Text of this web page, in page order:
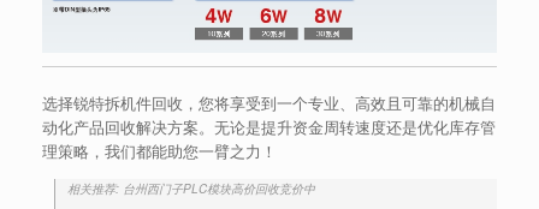
选择锐特拆机件回收，您将享受到一个专业、高效且可靠的机械自
动化产品回收解决方案。无论是提升资金周转速度还是优化库存管
理策略，我们都能助您一臂之力！
相关推荐: 台州西门子PLC模块高价回收竞价中